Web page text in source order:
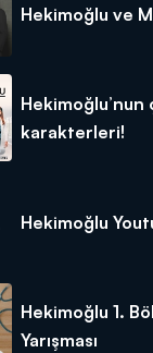
Hekimoğlu ve
karakterleri!
Hekimoğlu
Hekimoğlu 1.
Yarışması